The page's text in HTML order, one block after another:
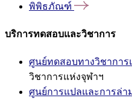
พิพิธภัณฑ์
บริการทดสอบและวิชาการ
ศูนย์ทดสอบทางวิชาการ
วิชาการแห่งจุฬาฯ
ศูนย์การแปลและการล่า